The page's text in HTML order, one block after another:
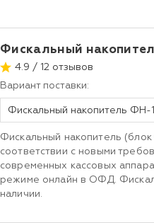
Фискальный
4.9 / 12 отзывов
Вариант поставки:
Фискальный накопитель ФН-
Фискальный накопитель
соответствии с новыми
современных кассовых
режиме онлайн в ОФД.
наличии.